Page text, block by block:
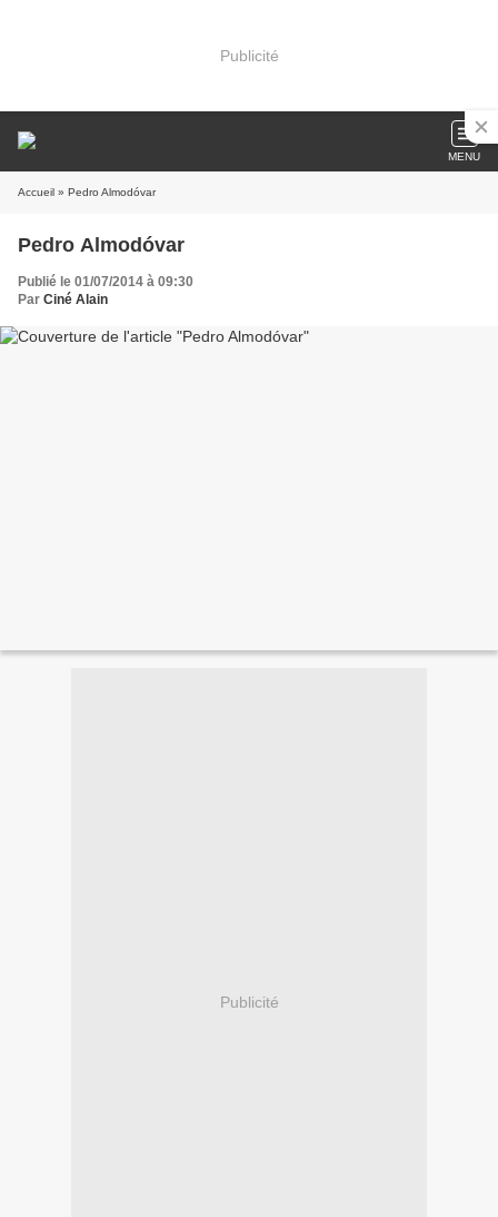
Publicité
MENU
Accueil » Pedro Almodóvar
Pedro Almodóvar
Publié le 01/07/2014 à 09:30
Par Ciné Alain
Publicité